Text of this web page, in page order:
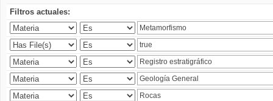
Filtros actuales: